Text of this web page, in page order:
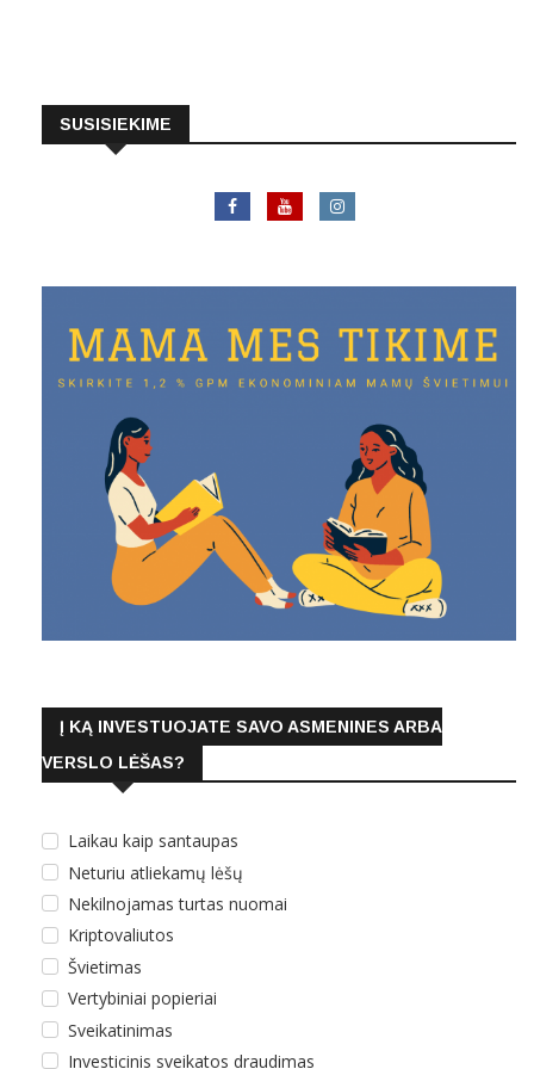
SUSISIEKIME
Į KĄ INVESTUOJATE SAVO ASMENINES ARBA
VERSLO LĖŠAS?
Laikau kaip santaupas
Neturiu atliekamų lėšų
Nekilnojamas turtas nuomai
Kriptovaliutos
Švietimas
Vertybiniai popieriai
Sveikatinimas
Investicinis sveikatos draudimas